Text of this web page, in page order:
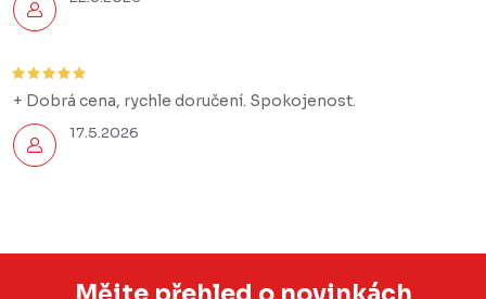
17.5.2026
+ Dobrá cena, rychle doručení. Spokojenost.